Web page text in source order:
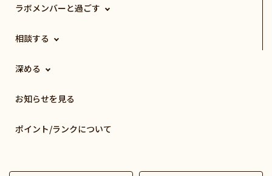
ラボメンバーと過ごす
相談する
深める
お知らせを見る
ポイント/ランクについて